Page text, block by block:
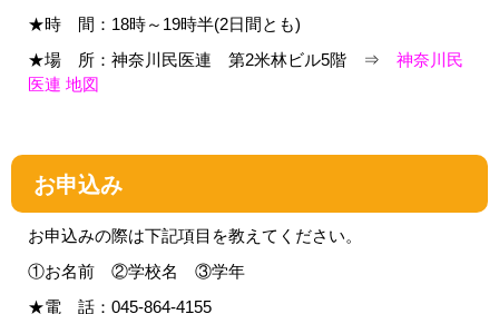
★時 間：18時～19時半(2日間とも)
★場 所：神奈川民医連 第2米林ビル5階 ⇒
神奈川民
医連 地図
お申込み
お申込みの際は下記項目を教えてください。
①お名前 ②学校名 ③学年
★電 話：045-864-4155